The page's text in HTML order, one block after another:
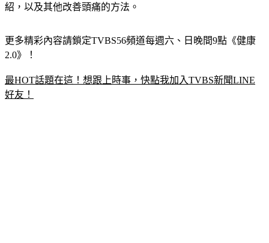
紹，以及其他改善頭痛的方法。
更多精彩內容請鎖定TVBS56頻道每週六、日晚間9點《健康
2.0》！
最HOT話題在這！想跟上時事，快點我加入TVBS新聞LINE
好友！